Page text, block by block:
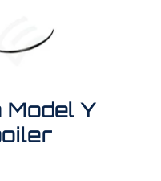
Model Y